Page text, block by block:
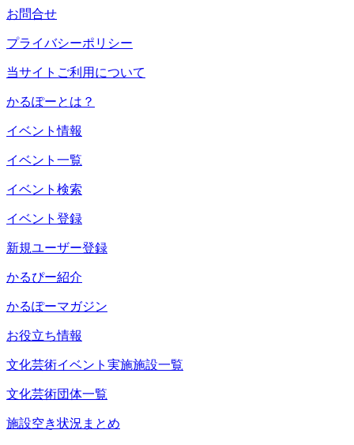
お問合せ
プライバシーポリシー
当サイトご利用について
かるぽーとは？
イベント情報
イベント一覧
イベント検索
イベント登録
新規ユーザー登録
かるぴー紹介
かるぽーマガジン
お役立ち情報
文化芸術イベント実施施設一覧
文化芸術団体一覧
施設空き状況まとめ